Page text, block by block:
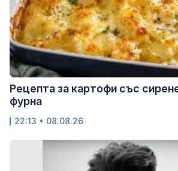
Рецепта за картофи със
фурна
22:13 • 08.08.26